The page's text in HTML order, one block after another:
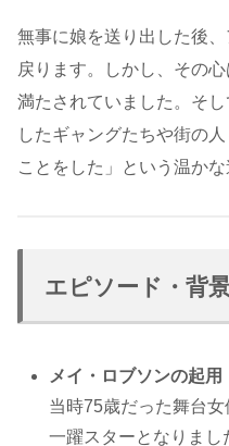
無事に娘を送り出した後
戻ります。しかし、その
満たされていました。そ
したギャングたちや街の
ことをした」という温か
エピソード・背
メイ・ロブソンの起用
当時75歳だった舞台
一躍スターとなりまし